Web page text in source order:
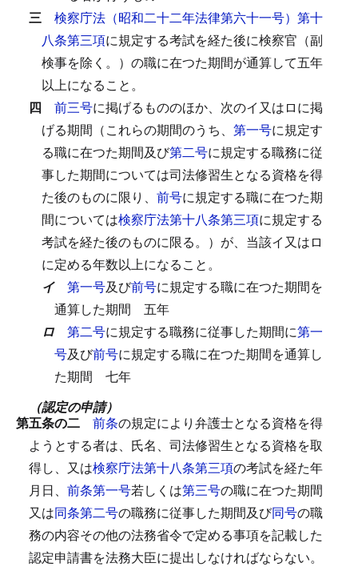
三 検察庁法（昭和二十二年法律第六十一号）第十
八条第三項に規定する考試を経た後に検察官（副
検事を除く。）の職に在つた期間が通算して五年
以上になること。
四 前三号に掲げるもののほか、次のイ又はロに掲
げる期間（これらの期間のうち、 第一号に規定す
る職に在つた期間及び第二号に規定する職務に従
事した期間については司法修習生となる資格を得
た後のものに限り、 前号に規定する職に在つた期
間については検察庁法第十八条第三項に規定する
考試を経た後のものに限る。）が、当該イ又はロ
に定める年数以上になること。
イ 第一号及び前号に規定する職に在つた期間を
通算した期間
五年
ロ 第二号に規定する職務に従事した期間に第一
号及び前号に規定する職に在つた期間を通算し
た期間
七年
（認定の申請）
第五条の二 前条の規定により弁護士となる資格を得
ようとする者は、氏名、司法修習生となる資格を取
得し、又は検察庁法第十八条第三項の考試を経た年
月日、 前条第一号若しくは第三号の職に在つた期間
又は同条第二号の職務に従事した期間及び同号の職
務の内容その他の法務省令で定める事項を記載した
認定申請書を法務大臣に提出しなければならない。